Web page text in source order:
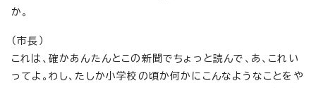
か。
（市長）
これは、確かあんたんとこの新聞でちょっと読んで、あ、これい
ってよ。わし、たしか小学校の頃か何かにこんなようなことをや